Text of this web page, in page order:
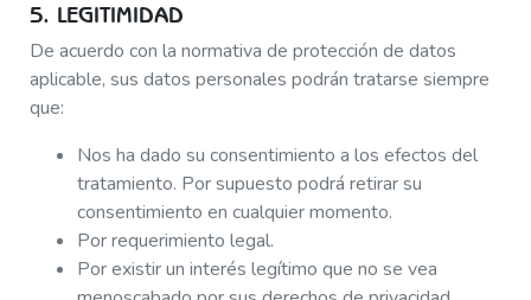
5. LEGITIMIDAD
De acuerdo con la normativa de protección de datos
aplicable, sus datos personales podrán tratarse siempre
que:
Nos ha dado su consentimiento a los efectos del
tratamiento. Por supuesto podrá retirar su
consentimiento en cualquier momento.
Por requerimiento legal.
Por existir un interés legítimo que no se vea